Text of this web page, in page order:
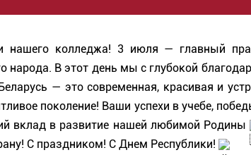
нашего колледжа! 3 июля — главный
народа. В этот день мы с глубокой
— это современная, красивая и
поколение! Ваши успехи в учебе,
вклад в развитие нашей любимой Родины
С праздником! С Днем Республики!